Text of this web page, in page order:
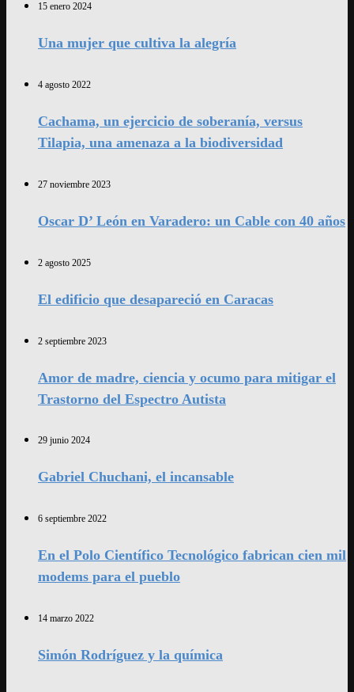
15 enero 2024
Una mujer que cultiva la alegría
4 agosto 2022
Cachama, un ejercicio de soberanía, versus
Tilapia, una amenaza a la biodiversidad
27 noviembre 2023
Oscar D’ León en Varadero: un Cable con 40 años
2 agosto 2025
El edificio que desapareció en Caracas
2 septiembre 2023
Amor de madre, ciencia y ocumo para mitigar el
Trastorno del Espectro Autista
29 junio 2024
Gabriel Chuchani, el incansable
6 septiembre 2022
En el Polo Científico Tecnológico fabrican cien mil
modems para el pueblo
14 marzo 2022
Simón Rodríguez y la química